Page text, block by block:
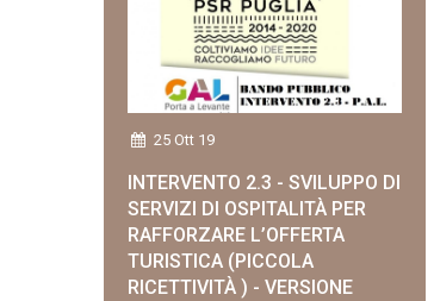
25 Ott 19
INTERVENTO 2.3 - SVILUPPO DI
SERVIZI DI OSPITALITÀ PER
RAFFORZARE L’OFFERTA
TURISTICA (PICCOLA
RICETTIVITÀ ) - VERSIONE